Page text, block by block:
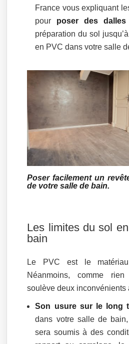
France vous expliquant
pour poser des dalles
préparation du sol
en PVC dans votre salle
Poser facilement un
de votre salle de bain.
Les limites du sol
bain
Le PVC est le
Néanmoins, comme
soulève deux
Son usure sur le long
dans votre salle de
sera soumis à des